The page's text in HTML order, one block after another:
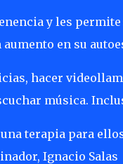
y les
en su
hacer
música.
terapia para
Ignacio Salas